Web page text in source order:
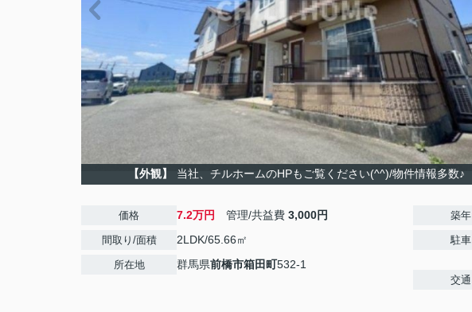
【外観】 当社、チルホームのHPもご覧ください(^^)/物件情報多数♪
価格 7.2万円 管理/共益費 3,000円
間取り/面積 2LDK/65.66㎡
所在地 群馬県前橋市箱田町532-1
築年
駐車
交通